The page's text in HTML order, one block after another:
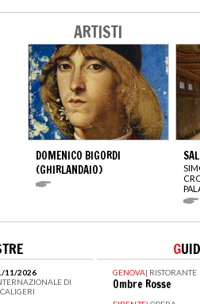
ARTISTI
DOMENICO BIGORDI
(GHIRLANDAIO)
11/2026
DI
G
GENOVA| RISTORANTE
Ombre Rosse